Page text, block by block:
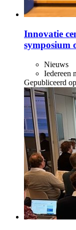
Innovatie
symposium
Nieuws
Iedereen
Gepubliceerd